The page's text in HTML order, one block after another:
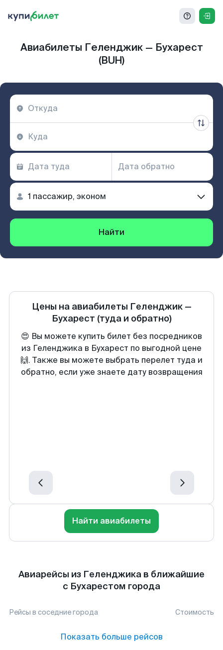
Авиабилеты Геленджик — Бухарест
(BUH)
Найти
Цены на авиабилеты Геленджик—
Бухарест (туда и обратно)
😍 Вы можете купить билет без посредников
из Геленджика в Бухарест по выгодной цене
🙌. Также вы можете выбрать перелет туда и
обратно, если уже знаете дату возвращения
Найти авиабилеты
Авиарейсы из Геленджика в ближайшие
с Бухарестом города
Рейсы в соседние города Стоимость
Показать больше рейсов